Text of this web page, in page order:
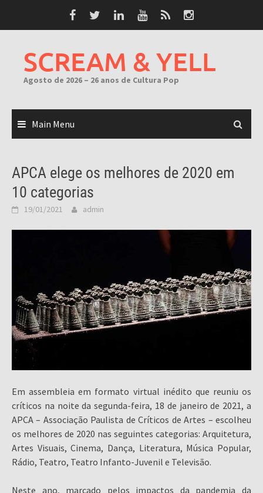
SCREAM & YELL
Agosto de 2026 – 26 anos de Cultura Pop
Main Menu
APCA elege os melhores de 2020 em
10 categorias
19/01/2021 admin
Em assembleia em formato virtual inédito que reuniu os
críticos na noite da segunda-feira, 18 de janeiro de 2021, a
APCA – Associação Paulista de Críticos de Artes – escolheu
os melhores de 2020 nas seguintes categorias: Arquitetura,
Artes Visuais, Cinema, Dança, Literatura, Música Popular,
Rádio, Teatro, Teatro Infanto-Juvenil e Televisão.
Neste ano, marcado pelos impactos da pandemia da